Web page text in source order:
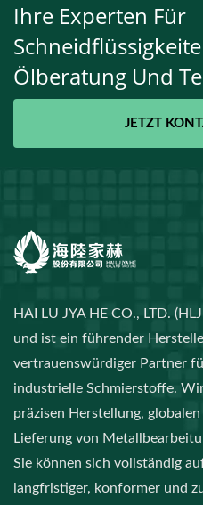
Ihre Experten Für
Ölberatung Und
JETZT
HAI LU JYA HE CO., LTD.
und ist ein führender
vertrauenswürdiger Partner
industrielle Schmierstoffe.
präzisen Herstellung,
Lieferung von
Sie können sich vollständig
langfristiger, konformer und